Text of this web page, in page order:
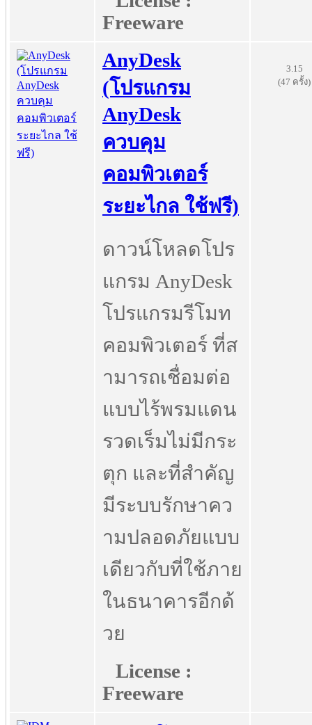
Freeware
AnyDesk
(โปรแกรม
AnyDesk
ควบคุม
คอมพิวเตอร์
ระยะไกล ใช้ฟรี)
ดาวน์โหลดโปร
แกรม AnyDesk
โปรแกรมรีโมท
คอมพิวเตอร์ ที่ส
ามารถเชื่อมต่อ
แบบไร้พรมแดน
รวดเร็มไม่มีกระ
ตุก และที่สำคัญ
มีระบบรักษาคว
ามปลอดภัยแบบ
เดียวกับที่ใช้ภาย
ในธนาคารอีกด้
วย
License :
Freeware
3.15
(47 ครั้ง)